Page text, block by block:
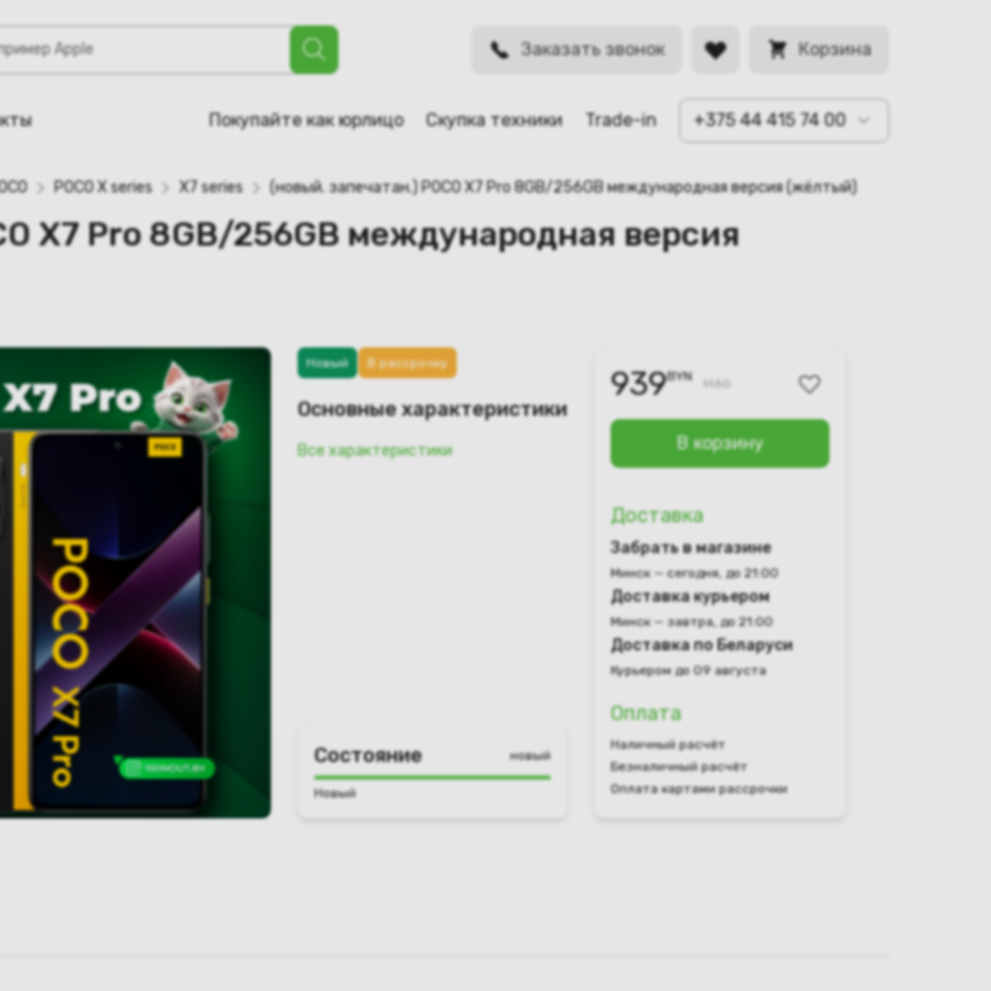
Заказать звонок Корзина
Покупайте как юрлицо Скупка техники Trade-in +375 44 415 74 00
256GB международная версия (жёлтый)
POCO X series X7 series (новый. запечатан.) POCO X7 Pro 8GB/256GB международная версия (жёлтый)
X7 Pro 8GB/256GB международная версия
Новый В рассрочку
Основные характеристики
Все характеристики
Состояние новый
Новый
939BYN 1130
В корзину
Доставка
Забрать в магазине
Минск — сегодня, до 21:00
Доставка курьером
Минск — завтра, до 21:00
Доставка по Беларуси
Курьером до 09 августа
Оплата
Наличный расчёт
Безналичный расчёт
Оплата картами рассрочки